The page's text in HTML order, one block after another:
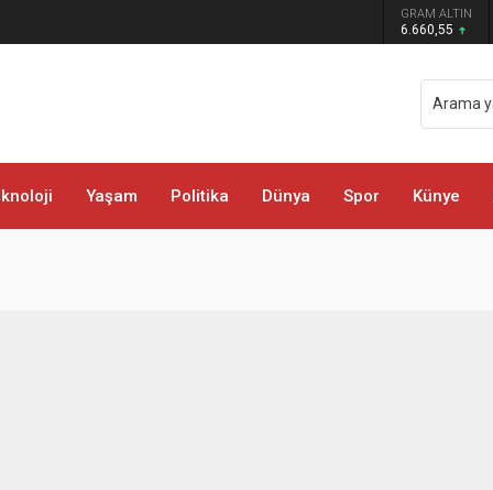
GRAM ALTIN
6.660,55
Yaşam Politika Dünya Spor Künye